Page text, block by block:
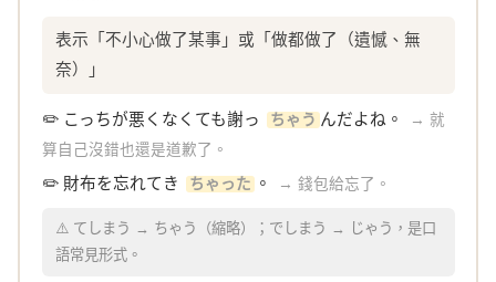
表示「不小心做了某事」或「做都做了（遺憾、無
奈）」
✏️ こっちが悪くなくても謝っ ちゃう んだよね。
→ 就
算自己沒錯也還是道歉了。
✏️ 財布を忘れてき ちゃった 。 → 錢包給忘了。
⚠️ てしまう → ちゃう（縮略）；でしまう → じゃう，是口
語常見形式。